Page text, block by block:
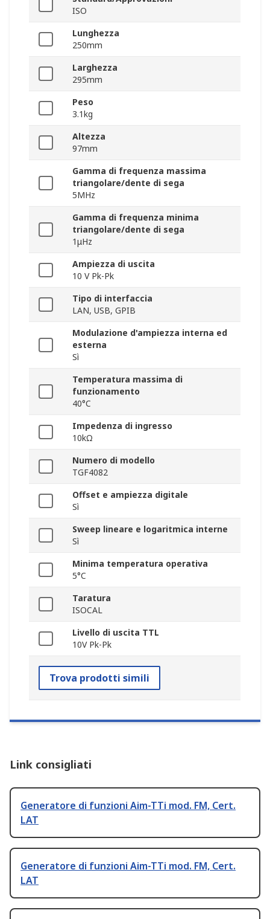
ISO
Lunghezza
250mm
Larghezza
295mm
Peso
3.1kg
Altezza
97mm
Gamma di frequenza massima
triangolare/dente di sega
5MHz
Gamma di frequenza minima
triangolare/dente di sega
1μHz
Ampiezza di uscita
10 V Pk-Pk
Tipo di interfaccia
LAN, USB, GPIB
Modulazione d'ampiezza interna ed
esterna
Sì
Temperatura massima di
funzionamento
40°C
Impedenza di ingresso
10kΩ
Numero di modello
TGF4082
Offset e ampiezza digitale
Sì
Sweep lineare e logaritmica interne
Sì
Minima temperatura operativa
5°C
Taratura
ISOCAL
Livello di uscita TTL
10V Pk-Pk
Trova prodotti simili
Link consigliati
Generatore di funzioni Aim-TTi mod. FM, Cert.
LAT
Generatore di funzioni Aim-TTi mod. FM, Cert.
LAT